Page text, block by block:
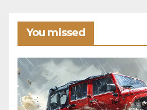
You missed